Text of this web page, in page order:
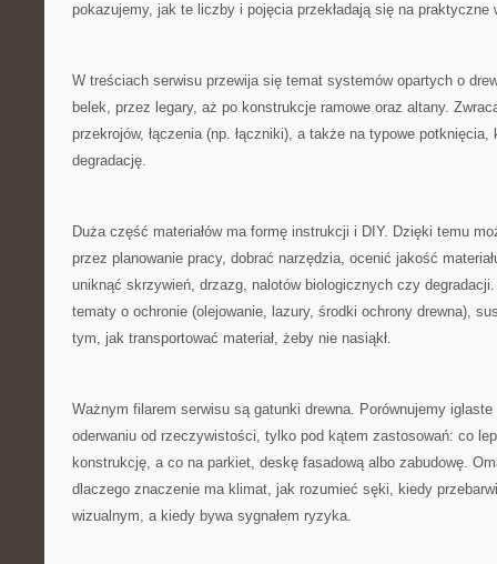
pokazujemy, jak te liczby i pojęcia przekładają się na praktyczne
W treściach serwisu przewija się temat systemów opartych o
belek, przez legary, aż po konstrukcje ramowe oraz altany.
przekrojów, łączenia (np. łączniki), a także na typowe
degradację.
Duża część materiałów ma formę instrukcji i DIY. Dzięki temu
przez planowanie pracy, dobrać narzędzia, ocenić jakość
uniknąć skrzywień, drzazg, nalotów biologicznych czy
tematy o ochronie (olejowanie, lazury, środki ochrony drewna),
tym, jak transportować materiał, żeby nie nasiąkł.
Ważnym filarem serwisu są gatunki drewna. Porównujemy
oderwaniu od rzeczywistości, tylko pod kątem zastosowań: co
konstrukcję, a co na parkiet, deskę fasadową albo zabudowę.
dlaczego znaczenie ma klimat, jak rozumieć sęki, kiedy
wizualnym, a kiedy bywa sygnałem ryzyka.